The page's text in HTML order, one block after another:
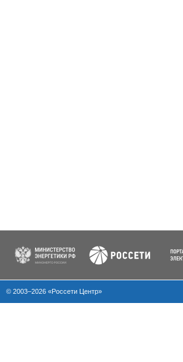
© 2003–2026 «Россети Центр»